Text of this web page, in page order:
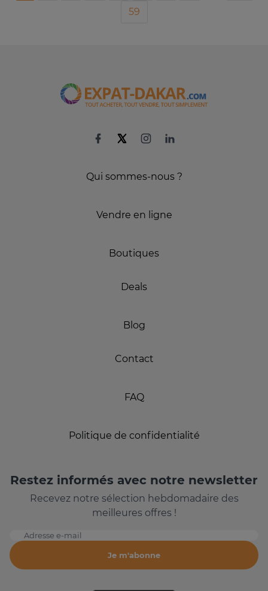
59
Qui sommes-nous ?
Vendre en ligne
Boutiques
Deals
Blog
Contact
FAQ
Politique de confidentialité
Restez informés avec notre newsletter
Recevez notre sélection hebdomadaire des
meilleures offres !
Adresse e-mail
Je m'abonne